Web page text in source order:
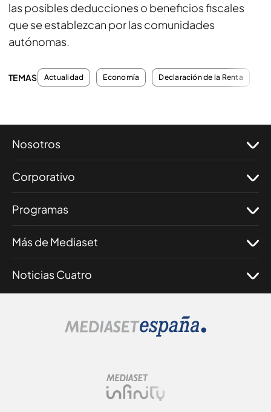
las posibles deducciones o beneficios fiscales
que se establezcan por las comunidades
autónomas.
TEMAS Actualidad Economía Declaración de la Renta
Nosotros
Corporativo
Programas
Más de Mediaset
Noticias Cuatro